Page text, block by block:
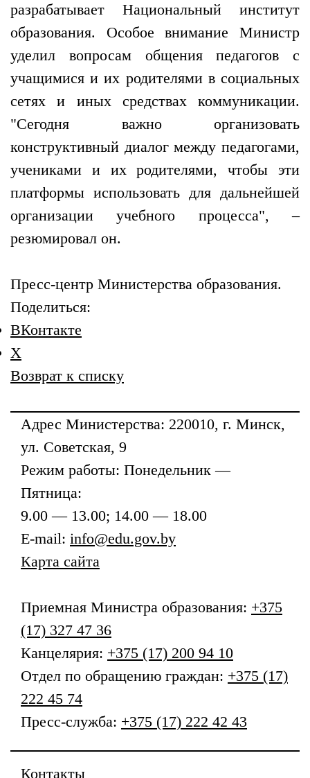
разрабатывает Национальный институт
образования. Особое внимание Министр
уделил вопросам общения педагогов с
учащимися и их родителями в социальных
сетях и иных средствах коммуникации.
"Сегодня важно организовать
конструктивный диалог между педагогами,
учениками и их родителями, чтобы эти
платформы использовать для дальнейшей
организации учебного процесса", –
резюмировал он.
Пресс-центр Министерства образования.
Поделиться:
ВКонтакте
X
Возврат к списку
Адрес Министерства: 220010, г. Минск,
ул. Советская, 9
Режим работы: Понедельник —
Пятница:
9.00 — 13.00; 14.00 — 18.00
E-mail: info@edu.gov.by
Карта сайта
Приемная Министра образования: +375
(17) 327 47 36
Канцелярия: +375 (17) 200 94 10
Отдел по обращению граждан: +375 (17)
222 45 74
Пресс-служба: +375 (17) 222 42 43
Контакты